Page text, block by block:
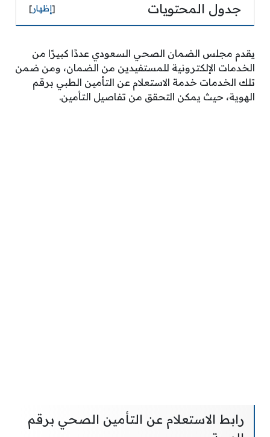
جدول المحتويات [ إظهار]
يقدم مجلس الضمان الصحي السعودي عددًا كبيرًا من
الخدمات الإلكترونية للمستفيدين من الضمان، ومن ضمن
تلك الخدمات خدمة الاستعلام عن التأمين الطبي برقم
الهوية، حيث يمكن التحقق من تفاصيل التأمين.
رابط الاستعلام عن التأمين الصحي برقم